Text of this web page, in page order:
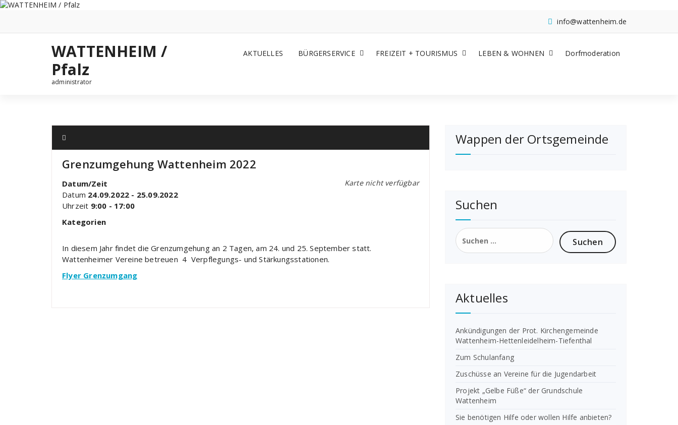
Zum
info@wattenheim.de
WATTENHEIM /
Pfalz
administrator
AKTUELLES BÜRGERSERVICE FREIZEIT + TOURISMUS LEBEN & WOHNEN Dorfmoderation
Grenzumgehung Wattenheim 2022
Karte nicht verfügbar
Datum/Zeit
Datum 24.09.2022 - 25.09.2022
Uhrzeit 9:00 - 17:00
Kategorien
In diesem Jahr findet die Grenzumgehung an 2 Tagen, am 24. und 25. September statt.
Wattenheimer Vereine betreuen 4 Verpflegungs- und Stärkungsstationen.
Flyer Grenzumgang
Wappen der Ortsgemeinde
Suchen
Suchen
nach:
Aktuelles
Ankündigungen der Prot. Kirchengemeinde
Wattenheim-Hettenleidelheim-Tiefenthal
Zum Schulanfang
Zuschüsse an Vereine für die Jugendarbeit
Projekt „Gelbe Füße“ der Grundschule
Wattenheim
Sie benötigen Hilfe oder wollen Hilfe anbieten?